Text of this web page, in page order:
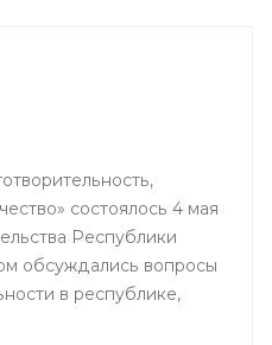
состоялось 4 мая
Республики
обсуждались вопросы
в республике,